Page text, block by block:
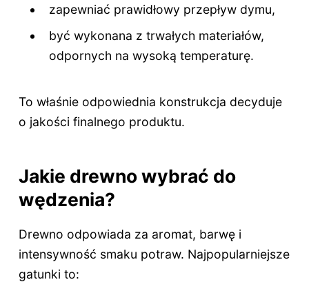
zapewniać prawidłowy przepływ dymu,
być wykonana z trwałych materiałów,
odpornych na wysoką temperaturę.
To właśnie odpowiednia konstrukcja decyduje
o jakości finalnego produktu.
Jakie drewno wybrać do
wędzenia?
Drewno odpowiada za aromat, barwę i
intensywność smaku potraw. Najpopularniejsze
gatunki to: